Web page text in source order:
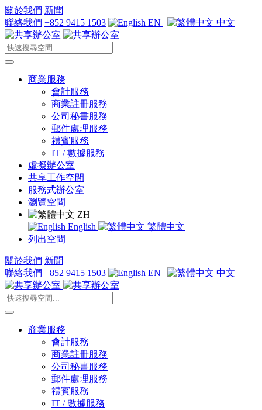
關於我們 新聞
聯絡我們 +852 9415 1503 EN | 中文
商業服務
會計服務
商業註冊服務
公司秘書服務
郵件處理服務
禮賓服務
IT / 數據服務
虛擬辦公室
共享工作空間
服務式辦公室
瀏覽空間
ZH
English
繁體中文
列出空間
關於我們 新聞
聯絡我們 +852 9415 1503 EN | 中文
商業服務
會計服務
商業註冊服務
公司秘書服務
郵件處理服務
禮賓服務
IT / 數據服務